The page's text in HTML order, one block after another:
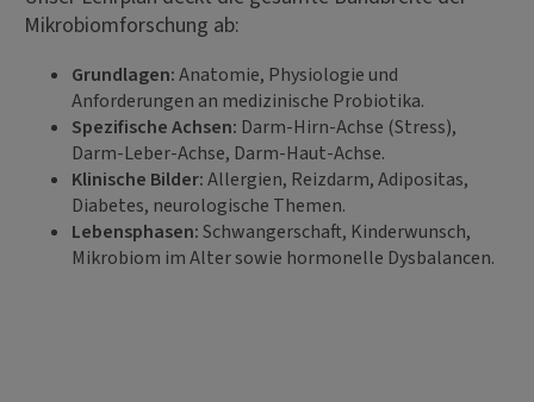
Mikrobiomforschung ab:
Grundlagen:Anatomie, Physiologie und
Anforderungen an medizinische Probiotika.
Spezifische Achsen: Darm-Hirn-Achse (Stress),
Darm-Leber-Achse, Darm-Haut-Achse.
Klinische Bilder:Allergien, Reizdarm, Adipositas,
Diabetes, neurologische Themen.
Lebensphasen:Schwangerschaft, Kinderwunsch,
Mikrobiom im Alter sowie hormonelle Dysbalancen.